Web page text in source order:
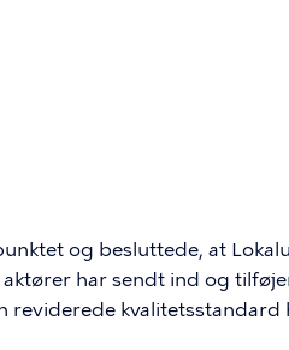
og besluttede, at
har sendt ind og
reviderede